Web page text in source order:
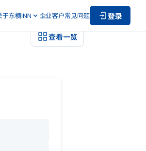
于东横INN 企业客户常见问题 登录
查看一览